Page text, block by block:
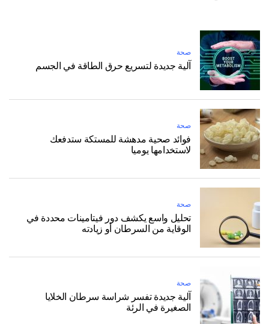
صحة
آلية جديدة لتسريع حرق الطاقة في الجسم
صحة
فوائد صحية مدهشة للمستكة ستدفعك
لاستخدامها يوميا
صحة
تحليل واسع يكشف دور فيتامينات محددة في
الوقاية من السرطان أو زيادته
صحة
آلية جديدة تفسر شراسة سرطان الخلايا
الصغيرة في الرئة